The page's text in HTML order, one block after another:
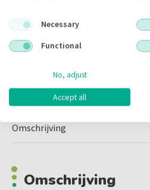
Code fabrikant:
37-L1-2U-V
Inhoud:
5.00 stuks
Voorraad:
Omschrijving
Omschrijving
Necessary
Functional
No, adjust
Accept all